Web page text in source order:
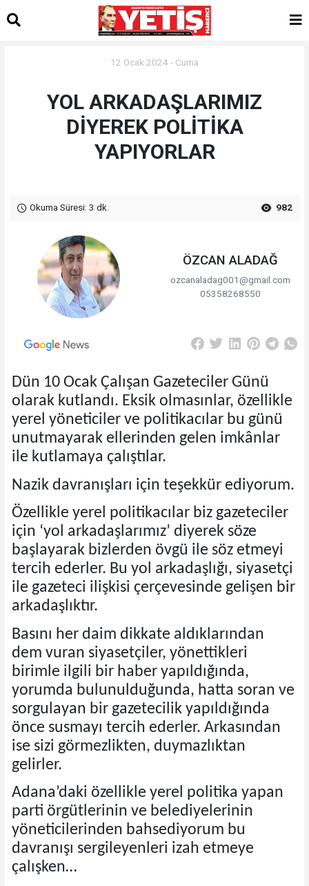
12 Ocak 2024 - Cuma
YOL ARKADAŞLARIMIZ
DİYEREK POLİTİKA
YAPIYORLAR
Okuma Süresi: 3 dk. 982
ÖZCAN ALADAĞ
ozcanaladag001@gmail.com
05358268550
Dün 10 Ocak Çalışan Gazeteciler Günü
olarak kutlandı. Eksik olmasınlar, özellikle
yerel yöneticiler ve politikacılar bu günü
unutmayarak ellerinden gelen imkânlar
ile kutlamaya çalıştılar.
Nazik davranışları için teşekkür ediyorum.
Özellikle yerel politikacılar biz gazeteciler
için ‘yol arkadaşlarımız’ diyerek söze
başlayarak bizlerden övgü ile söz etmeyi
tercih ederler. Bu yol arkadaşlığı, siyasetçi
ile gazeteci ilişkisi çerçevesinde gelişen bir
arkadaşlıktır.
Basını her daim dikkate aldıklarından
dem vuran siyasetçiler, yönettikleri
birimle ilgili bir haber yapıldığında,
yorumda bulunulduğunda, hatta soran ve
sorgulayan bir gazetecilik yapıldığında
önce susmayı tercih ederler. Arkasından
ise sizi görmezlikten, duymazlıktan
gelirler.
Adana’daki özellikle yerel politika yapan
parti örgütlerinin ve belediyelerinin
yöneticilerinden bahsediyorum bu
davranışı sergileyenleri izah etmeye
çalışken…